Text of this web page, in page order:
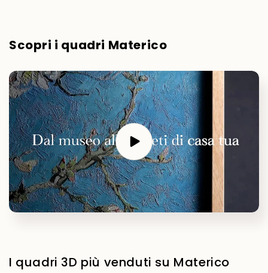
Scopri i quadri Materico
I quadri 3D più venduti su Materico